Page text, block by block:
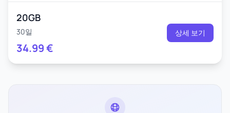
20GB
30일
34.99€
상세 보기